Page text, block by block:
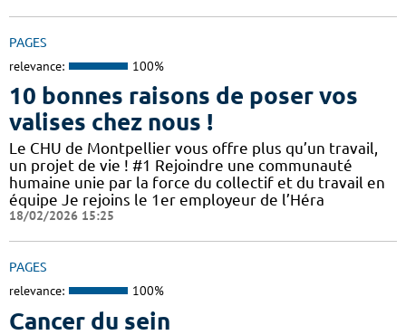
PAGES
relevance: 100%
10 bonnes raisons de poser vos
valises chez nous !
Le CHU de Montpellier vous offre plus qu’un travail,
un projet de vie ! #1 Rejoindre une communauté
humaine unie par la force du collectif et du travail en
équipe Je rejoins le 1er employeur de l’Héra
18/02/2026 15:25
PAGES
relevance: 100%
Cancer du sein